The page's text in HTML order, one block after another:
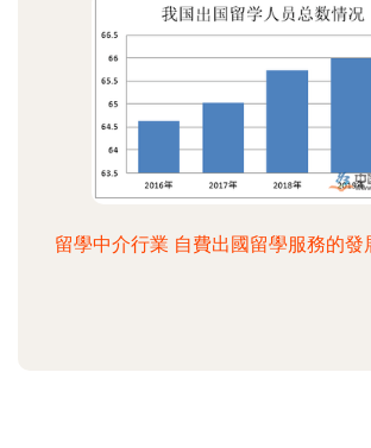
留學中介行業 自費出國留學服務的發